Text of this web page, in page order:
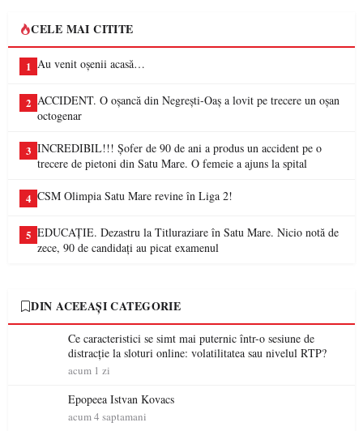
CELE MAI CITITE
1 Au venit oșenii acasă…
2 ACCIDENT. O oșancă din Negrești-Oaș a lovit pe trecere un oșan
octogenar
3 INCREDIBIL!!! Șofer de 90 de ani a produs un accident pe o
trecere de pietoni din Satu Mare. O femeie a ajuns la spital
4 CSM Olimpia Satu Mare revine în Liga 2!
5 EDUCAȚIE. Dezastru la Titluraziare în Satu Mare. Nicio notă de
zece, 90 de candidați au picat examenul
DIN ACEEAȘI CATEGORIE
Ce caracteristici se simt mai puternic într-o sesiune de
distracție la sloturi online: volatilitatea sau nivelul RTP?
acum 1 zi
Epopeea Istvan Kovacs
acum 4 saptamani